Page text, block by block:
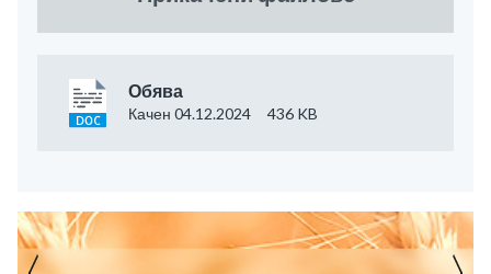
Обява
Качен 04.12.2024 436 KB